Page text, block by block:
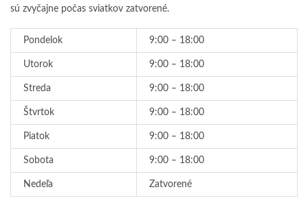
sú zvyčajne počas sviatkov zatvorené.
Pondelok 9:00 – 18:00
Utorok 9:00 – 18:00
Streda 9:00 – 18:00
Štvrtok 9:00 – 18:00
Piatok 9:00 – 18:00
Sobota 9:00 – 18:00
Nedeľa Zatvorené